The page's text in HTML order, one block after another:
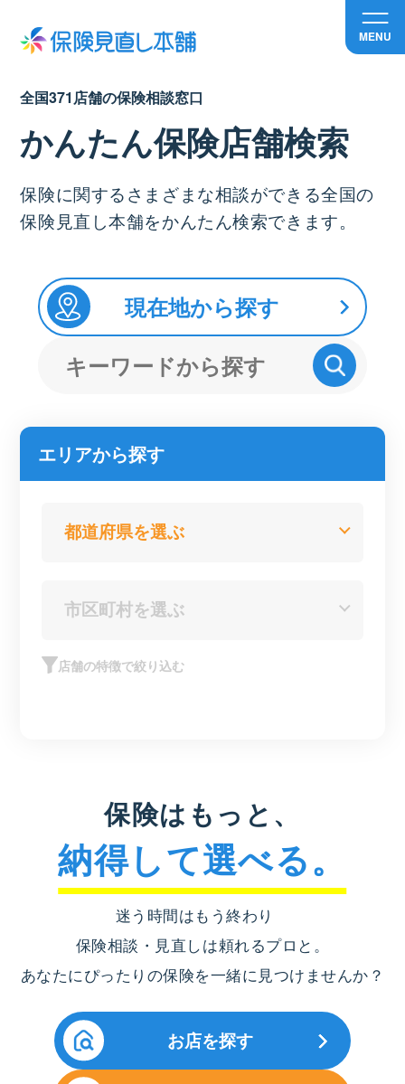
MENU
全国371店舗の保険相談窓口
かんたん保険店舗検索
保険に関するさまざまな相談ができる全国の
保険見直し本舗をかんたん検索できます。
現在地から探す
エリアから探す
店舗の特徴で絞り込む
保険はもっと、
納得して選べる。
迷う時間はもう終わり
保険相談・見直しは頼れるプロと。
あなたにぴったりの保険を一緒に見つけませんか？
お店を探す